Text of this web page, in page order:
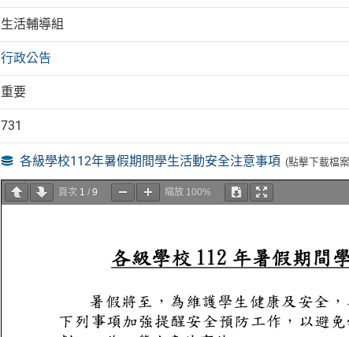
生活輔導組
行政公告
重要
731
各級學校112年暑假期間學生活動安全注意事項 (點擊下載檔
頁次 1 /9 縮放 100%